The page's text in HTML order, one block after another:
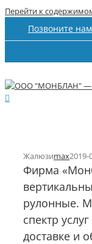
Перейти к
Позвоните
Жалюзиmax2019-
Фирма
рулонные.
спектр
доставке и